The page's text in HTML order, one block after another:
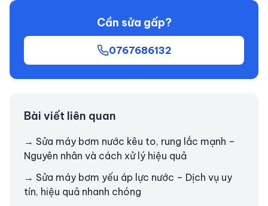
Cần sửa gấp?
0767686132
Bài viết liên quan
→ Sửa máy bơm nước kêu to, rung lắc mạnh –
Nguyên nhân và cách xử lý hiệu quả
→ Sửa máy bơm yếu áp lực nước – Dịch vụ uy
tín, hiệu quả nhanh chóng